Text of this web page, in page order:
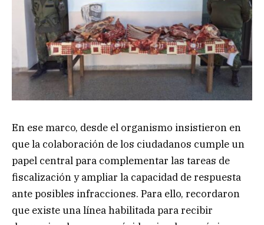
En ese marco, desde el organismo insistieron en
que la colaboración de los ciudadanos cumple un
papel central para complementar las tareas de
fiscalización y ampliar la capacidad de respuesta
ante posibles infracciones. Para ello, recordaron
que existe una línea habilitada para recibir